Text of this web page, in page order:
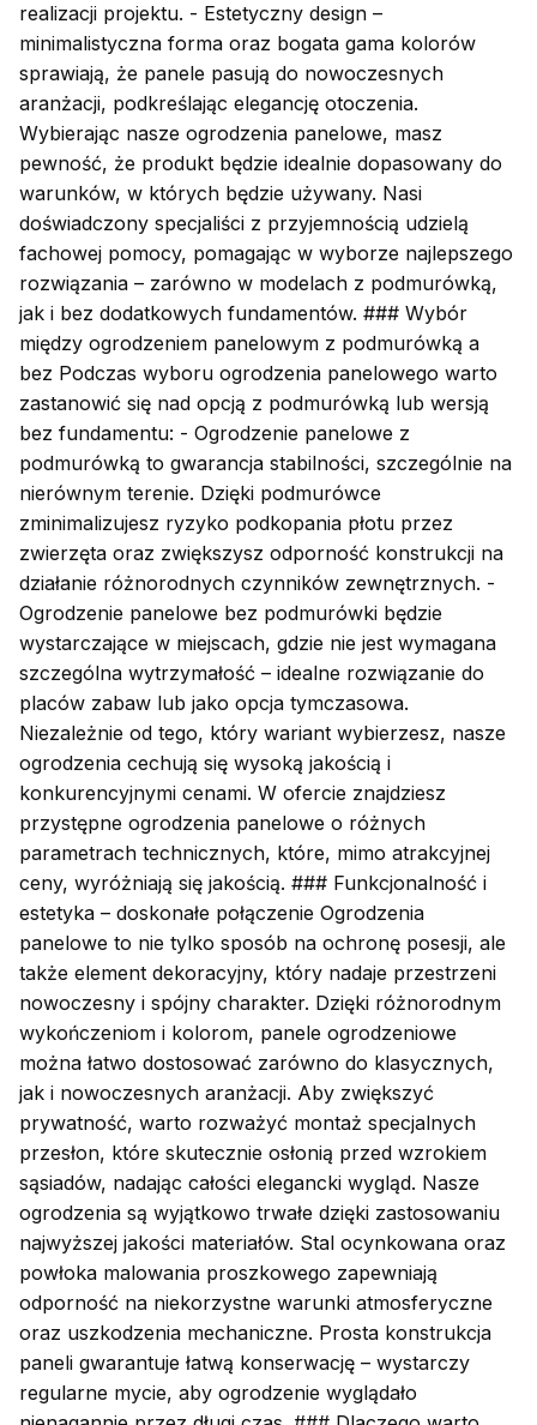
realizacji projektu. - Estetyczny design –
minimalistyczna forma oraz bogata gama kolorów
sprawiają, że panele pasują do nowoczesnych
aranżacji, podkreślając elegancję otoczenia.
Wybierając nasze ogrodzenia panelowe, masz
pewność, że produkt będzie idealnie dopasowany do
warunków, w których będzie używany. Nasi
doświadczony specjaliści z przyjemnością udzielą
fachowej pomocy, pomagając w wyborze najlepszego
rozwiązania – zarówno w modelach z podmurówką,
jak i bez dodatkowych fundamentów. ### Wybór
między ogrodzeniem panelowym z podmurówką a
bez Podczas wyboru ogrodzenia panelowego warto
zastanowić się nad opcją z podmurówką lub wersją
bez fundamentu: - Ogrodzenie panelowe z
podmurówką to gwarancja stabilności, szczególnie na
nierównym terenie. Dzięki podmurówce
zminimalizujesz ryzyko podkopania płotu przez
zwierzęta oraz zwiększysz odporność konstrukcji na
działanie różnorodnych czynników zewnętrznych. -
Ogrodzenie panelowe bez podmurówki będzie
wystarczające w miejscach, gdzie nie jest wymagana
szczególna wytrzymałość – idealne rozwiązanie do
placów zabaw lub jako opcja tymczasowa.
Niezależnie od tego, który wariant wybierzesz, nasze
ogrodzenia cechują się wysoką jakością i
konkurencyjnymi cenami. W ofercie znajdziesz
przystępne ogrodzenia panelowe o różnych
parametrach technicznych, które, mimo atrakcyjnej
ceny, wyróżniają się jakością. ### Funkcjonalność i
estetyka – doskonałe połączenie Ogrodzenia
panelowe to nie tylko sposób na ochronę posesji, ale
także element dekoracyjny, który nadaje przestrzeni
nowoczesny i spójny charakter. Dzięki różnorodnym
wykończeniom i kolorom, panele ogrodzeniowe
można łatwo dostosować zarówno do klasycznych,
jak i nowoczesnych aranżacji. Aby zwiększyć
prywatność, warto rozważyć montaż specjalnych
przesłon, które skutecznie osłonią przed wzrokiem
sąsiadów, nadając całości elegancki wygląd. Nasze
ogrodzenia są wyjątkowo trwałe dzięki zastosowaniu
najwyższej jakości materiałów. Stal ocynkowana oraz
powłoka malowania proszkowego zapewniają
odporność na niekorzystne warunki atmosferyczne
oraz uszkodzenia mechaniczne. Prosta konstrukcja
paneli gwarantuje łatwą konserwację – wystarczy
regularne mycie, aby ogrodzenie wyglądało